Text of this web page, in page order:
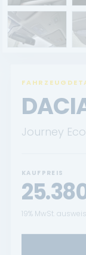
KONTAKT
Journey
KAUFPREIS
19% MwSt.